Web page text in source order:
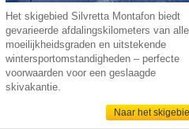
Het skigebied Silvretta Montafon biedt
gevarieerde afdalingskilometers van alle
moeilijkheidsgraden en uitstekende
wintersportomstandigheden – perfecte
voorwaarden voor een geslaagde
skivakantie.
Naar het